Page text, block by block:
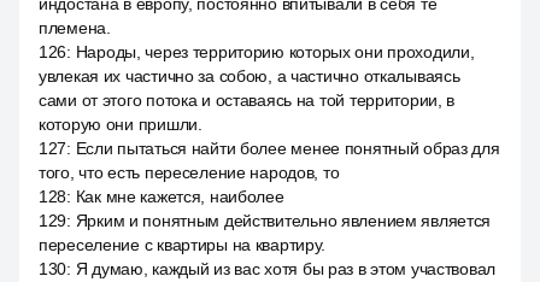
племена.
126: Народы, через территорию которых они проходили,
увлекая их частично за собою, а частично откалываясь
сами от этого потока и оставаясь на той территории, в
которую они пришли.
127: Если пытаться найти более менее понятный образ для
того, что есть переселение народов, то
128: Как мне кажется, наиболее
129: Ярким и понятным действительно явлением является
переселение с квартиры на квартиру.
130: Я думаю, каждый из вас хотя бы раз в этом участвовал